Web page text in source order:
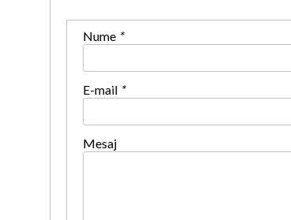
Nume *
E-mail *
Mesaj